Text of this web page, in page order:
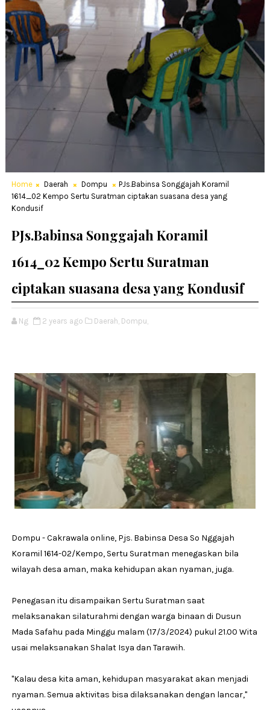
Home Daerah Dompu
PJs.Babinsa Songgajah Koramil
1614_02 Kempo Sertu Suratman ciptakan suasana desa yang
Kondusif
PJs.Babinsa Songgajah Koramil
1614_02 Kempo Sertu Suratman
ciptakan suasana desa yang Kondusif
Ng 2 years ago Daerah, Dompu,
Dompu - Cakrawala online, Pjs. Babinsa Desa So Nggajah
Koramil 1614-02/Kempo, Sertu Suratman menegaskan bila
wilayah desa aman, maka kehidupan akan nyaman, juga.
Penegasan itu disampaikan Sertu Suratman saat
melaksanakan silaturahmi dengan warga binaan di Dusun
Mada Safahu pada Minggu malam (17/3/2024) pukul 21.00 Wita
usai melaksanakan Shalat Isya dan Tarawih.
"Kalau desa kita aman, kehidupan masyarakat akan menjadi
nyaman. Semua aktivitas bisa dilaksanakan dengan lancar,"